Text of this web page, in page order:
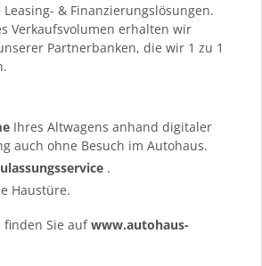
& Finanzierungslösungen.
Verkaufsvolumen erhalten wir
Partnerbanken, die wir 1 zu 1
Ihres Altwagens anhand digitaler
auch ohne Besuch im Autohaus.
.
Haustüre.
finden Sie aufwww.autohaus-